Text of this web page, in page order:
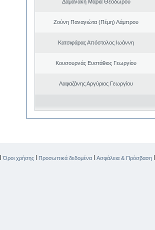
Δαμανάκη Μαρία Θεοδώρου
Ζούνη Παναγιώτα (Πέμη) Λάμπρου
Κατσιφάρας Απόστολος Ιωάννη
Κουσουρνάς Ευστάθιος Γεωργίου
Λαφαζάνης Αργύριος Γεωργίου
|Όροι χρήσης | Προσωπικά δεδομένα | Ασφάλεια & Πρόσβαση